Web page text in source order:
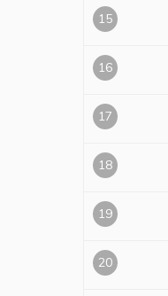
15
16
17
18
19
20